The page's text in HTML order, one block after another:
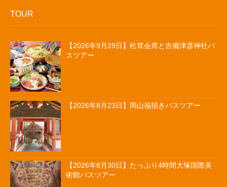
TOUR
【2026年9月29日】松茸会席と吉備津彦神社バ
スツアー
【2026年8月23日】岡山福招きバスツアー
【2026年8月30日】たっぷり4時間大塚国際美
術館バスツアー